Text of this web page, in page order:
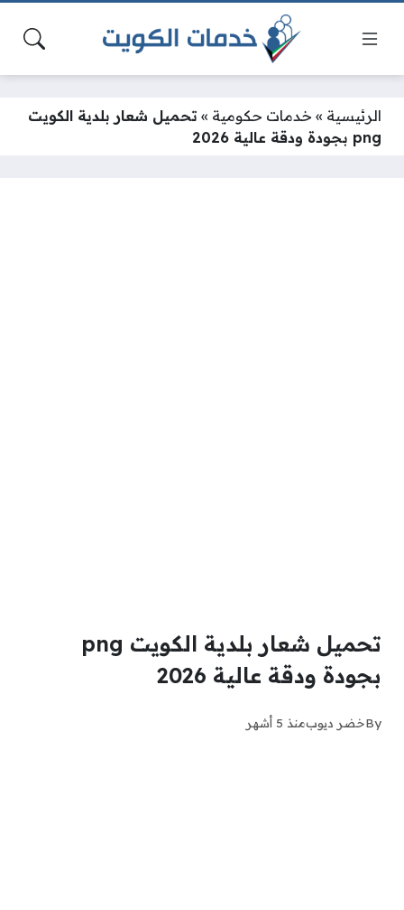
الرئيسية » خدمات حكومية » تحميل شعار بلدية الكويت
png بجودة ودقة عالية 2026
تحميل شعار بلدية الكويت png
بجودة ودقة عالية 2026
Byخضر ديوبمنذ 5 أشهر